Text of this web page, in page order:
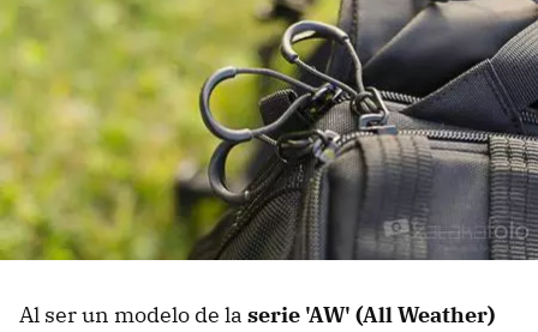
Al ser un modelo de la serie 'AW' (All Weather)